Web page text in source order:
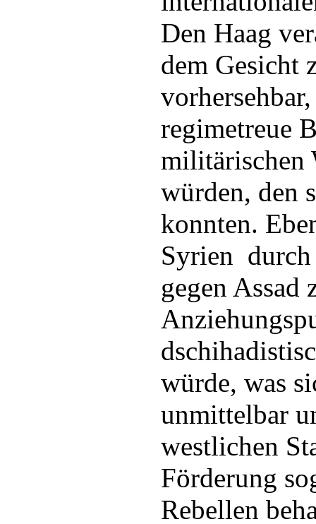
Den Haag
dem Gesicht
regimetreue
militärischen
würden, den
konnten.
Syrien durch
gegen Assad
würde, was
unmittelbar
westlichen
Förderung
Rebellen